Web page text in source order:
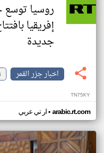
روسيا
جديدة
اخبار جزر القمر
TN75KY
ار تي عربي• arabic.rt.com